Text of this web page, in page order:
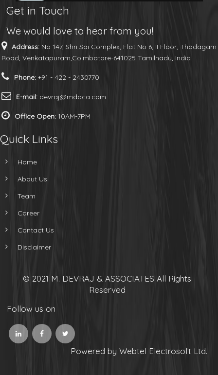
Get in Touch
We would love to hear from you!
Address: No 147, Shri Sai Complex, Flat No 6, II Floor, Thadagam
Road, Venkatapuram,Coimbatore-641025 Tamilnadu, India
Phone: +91 - 422 - 2430770
E-mail: devraj@mdaca.com
Office Open: 10AM-7PM
Quick Links
Home
About Us
Team
Career
Contact Us
Disclaimer
© 2021 M. DEVRAJ & ASSOCIATES All Rights
Reserved
Follow us on
Powered by Webtel Electrosoft Ltd.